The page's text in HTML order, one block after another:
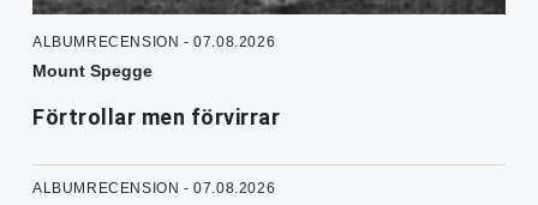
ALBUMRECENSION - 07.08.2026
Mount Spegge
Förtrollar men förvirrar
ALBUMRECENSION - 07.08.2026